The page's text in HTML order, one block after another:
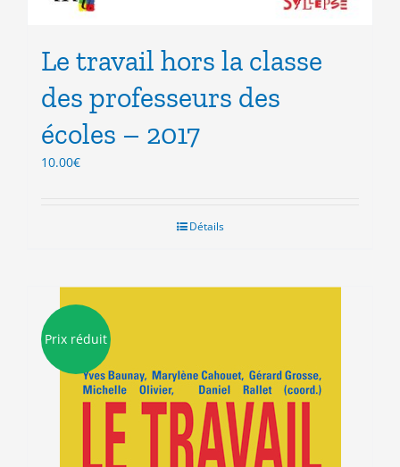
Le travail hors la classe
des professeurs des
écoles – 2017
10.00€
Détails
Prix réduit